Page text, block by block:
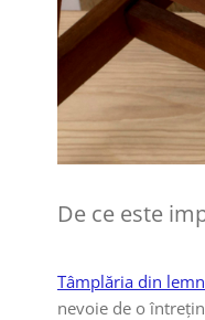
De ce este
Tâmplăria din
nevoie de o